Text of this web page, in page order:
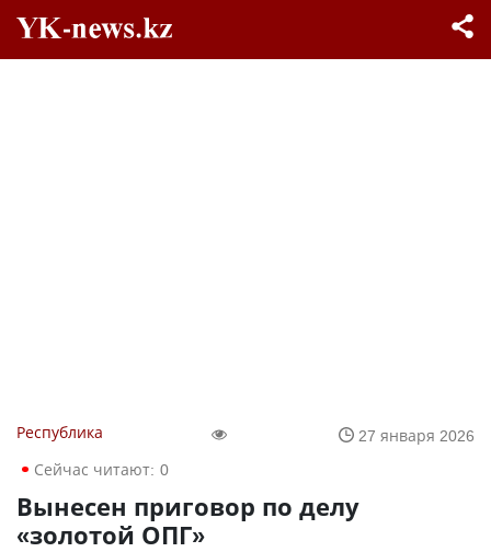
Республика
27 января 2026
Сейчас читают: 0
Вынесен приговор по делу
«золотой ОПГ»